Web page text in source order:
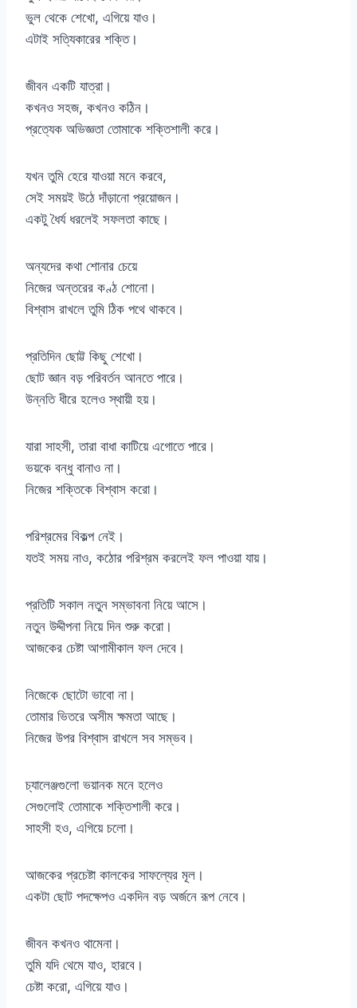
ভুল থেকে শেখো, এগিয়ে যাও।
এটাই সত্যিকারের শক্তি।
জীবন একটি যাত্রা।
কখনও সহজ, কখনও কঠিন।
প্রত্যেক অভিজ্ঞতা তোমাকে শক্তিশালী করে।
যখন তুমি হেরে যাওয়া মনে করবে,
সেই সময়ই উঠে দাঁড়ানো প্রয়োজন।
একটু ধৈর্য ধরলেই সফলতা কাছে।
অন্যদের কথা শোনার চেয়ে
নিজের অন্তরের কণ্ঠ শোনো।
বিশ্বাস রাখলে তুমি ঠিক পথে থাকবে।
প্রতিদিন ছোট্ট কিছু শেখো।
ছোট জ্ঞান বড় পরিবর্তন আনতে পারে।
উন্নতি ধীরে হলেও স্থায়ী হয়।
যারা সাহসী, তারা বাধা কাটিয়ে এগোতে পারে।
ভয়কে বন্ধু বানাও না।
নিজের শক্তিকে বিশ্বাস করো।
পরিশ্রমের বিকল্প নেই।
যতই সময় নাও, কঠোর পরিশ্রম করলেই ফল পাওয়া যায়।
প্রতিটি সকাল নতুন সম্ভাবনা নিয়ে আসে।
নতুন উদ্দীপনা নিয়ে দিন শুরু করো।
আজকের চেষ্টা আগামীকাল ফল দেবে।
নিজেকে ছোটো ভাবো না।
তোমার ভিতরে অসীম ক্ষমতা আছে।
নিজের উপর বিশ্বাস রাখলে সব সম্ভব।
চ্যালেঞ্জগুলো ভয়ানক মনে হলেও
সেগুলোই তোমাকে শক্তিশালী করে।
সাহসী হও, এগিয়ে চলো।
আজকের প্রচেষ্টা কালকের সাফল্যের মূল।
একটা ছোট পদক্ষেপও একদিন বড় অর্জনে রূপ নেবে।
জীবন কখনও থামেনা।
তুমি যদি থেমে যাও, হারবে।
চেষ্টা করো, এগিয়ে যাও।